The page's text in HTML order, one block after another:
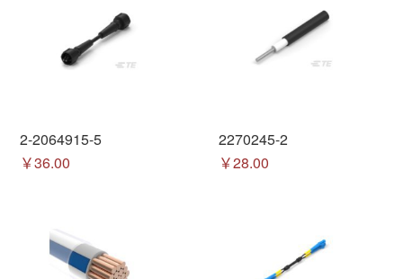
2-2064915-5
￥36.00
2270245-2
￥28.00